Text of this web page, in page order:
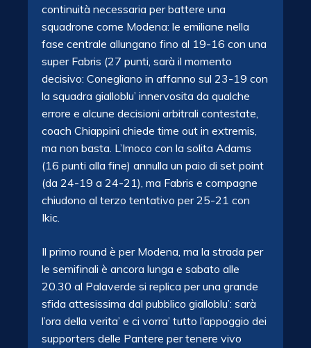
continuità necessaria per battere una
squadrone come Modena: le emiliane nella
fase centrale allungano fino al 19-16 con una
super Fabris (27 punti, sarà il momento
decisivo: Conegliano in affanno sul 23-19 con
la squadra gialloblu’ innervosita da qualche
errore e alcune decisioni arbitrali contestate,
coach Chiappini chiede time out in extremis,
ma non basta. L’Imoco con la solita Adams
(16 punti alla fine) annulla un paio di set point
(da 24-19 a 24-21), ma Fabris e compagne
chiudono al terzo tentativo per 25-21 con
Ikic.
Il primo round è per Modena, ma la strada per
le semifinali è ancora lunga e sabato alle
20.30 al Palaverde si replica per una grande
sfida attesissima dal pubblico gialloblu’: sarà
l’ora della verita’ e ci vorra’ tutto l’appoggio dei
supporters delle Pantere per tenere vivo